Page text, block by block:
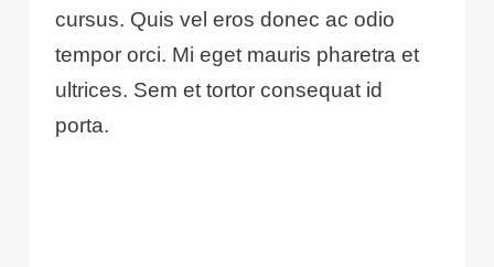
cursus. Quis vel eros donec ac odio
tempor orci. Mi eget mauris pharetra et
ultrices. Sem et tortor consequat id
porta.